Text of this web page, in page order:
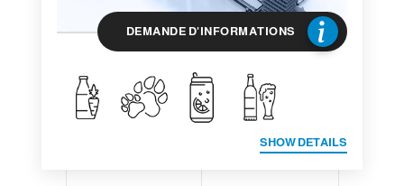
DEMANDE D'INFORMATIONS
SHOW DETAILS